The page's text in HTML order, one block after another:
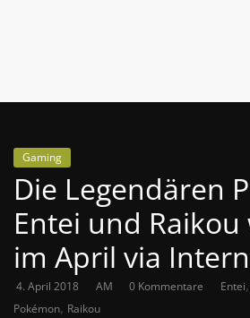
findest
die
aktuellsten
Anime-
News
aus
Japan
Deutschland
Gaming
Die Legendären
Entei und
im April via
4. April 2018 AM 0 Kommentare Entei,
Pokémon, Raikou